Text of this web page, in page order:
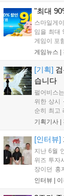
원 증정한
할 수 있다....
"최대
스마일게
임을 최대
게임이 포
경성 배경
은 공식 페
게임뉴스 |
[기획]
습니다
펄어비스
위한 상시
순히 최고
아 아카데
용자는 과
자드 장
기획기사 |
[인터뷰]
지난 6월
위즈 투자
장이던 홍
장이던 이
인터뷰 |